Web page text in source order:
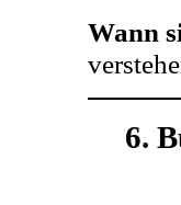
Wann
6.